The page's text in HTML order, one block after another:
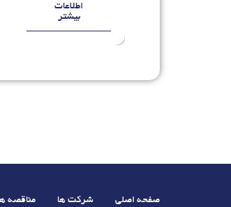
اطلاعات
بیشتر
صفحه اصلی شرکت ها مناقصه